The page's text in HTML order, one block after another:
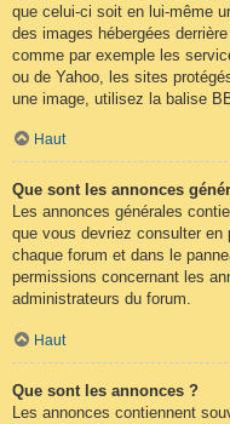
que celui-ci soit en lui-même
des images hébergées
comme par exemple les
ou de Yahoo, les sites
une image, utilisez la balise
Haut
Que sont les annonces
Les annonces générales
que vous devriez consulter
chaque forum et dans le
permissions concernant les
administrateurs du forum.
Haut
Que sont les annonces ?
Les annonces contiennent